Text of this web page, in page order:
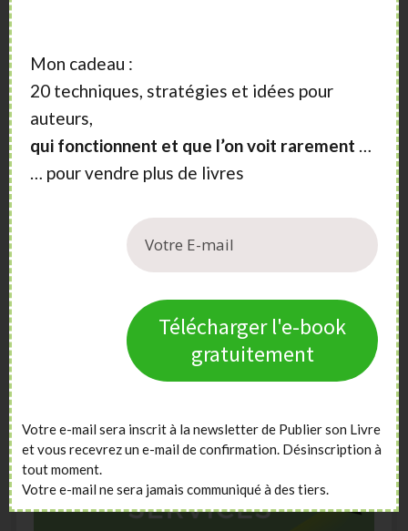
Lire les meilleurs articles
Nous contacter
Sidebar
Vous souhaitez publier un livre ?
Nos articles, vidéos et formations vont vous
Mon cadeau :
20 techniques, stratégies et idées pour
auteurs,
qui fonctionnent et que l’on voit rarement …
… pour vendre plus de livres
Télécharger l'e-book
gratuitement
Votre e-mail sera inscrit à la newsletter de Publier son Livre
et vous recevrez un e-mail de confirmation. Désinscription à
tout moment.
Votre e-mail ne sera jamais communiqué à des tiers.